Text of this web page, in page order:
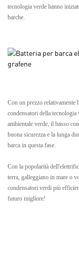
tecnologia verde hanno
barche.
Con un prezzo relativamente
condensatori della
ambientale verde, il basso
buona sicurezza e la lunga
barca in questa fase.
Con la popolarità
terra, galleggiano in mare o
condensatori verdi più
futuro migliore!